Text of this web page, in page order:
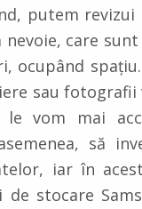
putem revizui
nevoie, care
ocupând
sau fotografii
vom mai
să
iar în
stocare